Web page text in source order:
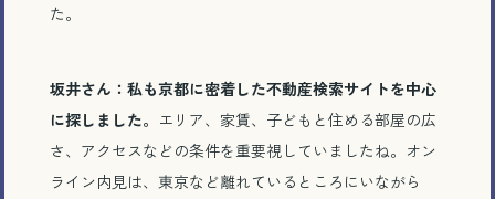
た。
坂井さん：私も京都に密着した不動産検索サイトを中心
に探しました。 エリア、家賃、子どもと住める部屋の広
さ、アクセスなどの条件を重要視していましたね。オン
ライン内見は、東京など離れているところにいながら